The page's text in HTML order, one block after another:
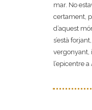
mar. No
certament,
d’aquest
s’està
vergonyant,
l’epicentre